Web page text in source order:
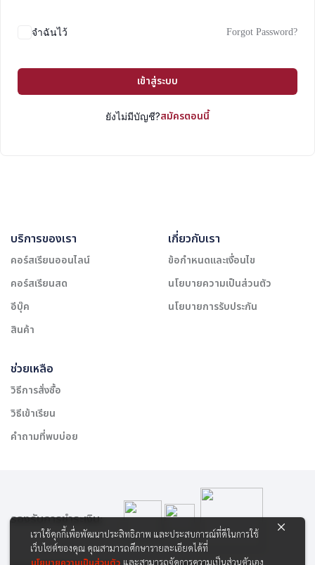
จำฉันไว้ Forgot Password?
เข้าสู่ระบบ
ยังไม่มีบัญชี?สมัครตอนนี้
บริการของเรา
คอร์สเรียนออนไลน์
คอร์สเรียนสด
อีบุ๊ค
สินค้า
เกี่ยวกับเรา
ข้อกำหนดและเงื่อนไข
นโยบายความเป็นส่วนตัว
นโยบายการรับประกัน
ช่วยเหลือ
วิธีการสั่งซื้อ
วิธีเข้าเรียน
คำถามที่พบบ่อย
รองรับการชำระเงิน:
เราใช้คุกกี้เพื่อพัฒนาประสิทธิภาพ และประสบการณ์ที่ดีในการใช้
เว็บไซต์ของคุณ คุณสามารถศึกษารายละเอียดได้ที่
และสามารถจัดการความเป็นส่วนตัวเอง